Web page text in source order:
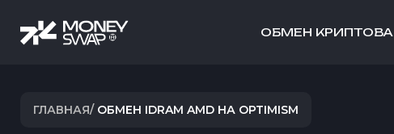
ОБМЕН
ГЛАВНАЯ/ ОБМЕН IDRAM AMD НА OPTIMISM